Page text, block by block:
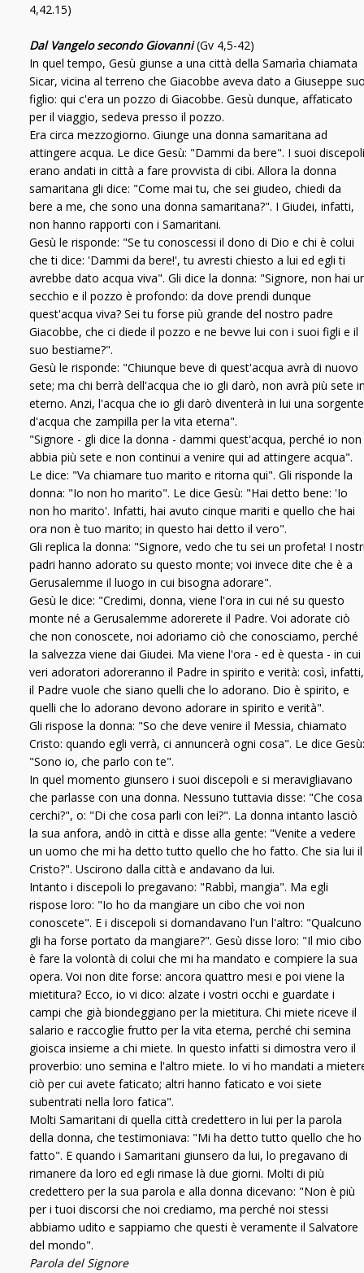
4,42.15)
Dal Vangelo secondo Giovanni(Gv 4,5-42)
In quel tempo, Gesù giunse a una città della Samarìa chiamata
Sicar, vicina al terreno che Giacobbe aveva dato a Giuseppe
figlio: qui c'era un pozzo di Giacobbe. Gesù dunque, affaticato
per il viaggio, sedeva presso il pozzo.
Era circa mezzogiorno. Giunge una donna samaritana ad
attingere acqua. Le dice Gesù: "Dammi da bere". I suoi discepoli
erano andati in città a fare provvista di cibi. Allora la donna
samaritana gli dice: "Come mai tu, che sei giudeo, chiedi da
bere a me, che sono una donna samaritana?". I Giudei, infatti,
non hanno rapporti con i Samaritani.
Gesù le risponde: "Se tu conoscessi il dono di Dio e chi è colui
che ti dice: 'Dammi da bere!', tu avresti chiesto a lui ed egli ti
avrebbe dato acqua viva". Gli dice la donna: "Signore, non hai
secchio e il pozzo è profondo: da dove prendi dunque
quest'acqua viva? Sei tu forse più grande del nostro padre
Giacobbe, che ci diede il pozzo e ne bevve lui con i suoi figli e il
suo bestiame?".
Gesù le risponde: "Chiunque beve di quest'acqua avrà di nuovo
sete; ma chi berrà dell'acqua che io gli darò, non avrà più sete
eterno. Anzi, l'acqua che io gli darò diventerà in lui una sorgente
d'acqua che zampilla per la vita eterna".
"Signore - gli dice la donna - dammi quest'acqua, perché io non
abbia più sete e non continui a venire qui ad attingere acqua".
Le dice: "Va chiamare tuo marito e ritorna qui". Gli risponde la
donna: "Io non ho marito". Le dice Gesù: "Hai detto bene: 'Io
non ho marito'. Infatti, hai avuto cinque mariti e quello che hai
ora non è tuo marito; in questo hai detto il vero".
Gli replica la donna: "Signore, vedo che tu sei un profeta! I
padri hanno adorato su questo monte; voi invece dite che è a
Gerusalemme il luogo in cui bisogna adorare".
Gesù le dice: "Credimi, donna, viene l'ora in cui né su questo
monte né a Gerusalemme adorerete il Padre. Voi adorate ciò
che non conoscete, noi adoriamo ciò che conosciamo, perché
la salvezza viene dai Giudei. Ma viene l'ora - ed è questa - in cui
veri adoratori adoreranno il Padre in spirito e verità: così, infatti,
il Padre vuole che siano quelli che lo adorano. Dio è spirito, e
quelli che lo adorano devono adorare in spirito e verità".
Gli rispose la donna: "So che deve venire il Messia, chiamato
Cristo: quando egli verrà, ci annuncerà ogni cosa". Le dice Gesù:
"Sono io, che parlo con te".
In quel momento giunsero i suoi discepoli e si meravigliavano
che parlasse con una donna. Nessuno tuttavia disse: "Che cosa
cerchi?", o: "Di che cosa parli con lei?". La donna intanto lasciò
la sua anfora, andò in città e disse alla gente: "Venite a vedere
un uomo che mi ha detto tutto quello che ho fatto. Che sia lui il
Cristo?". Uscirono dalla città e andavano da lui.
Intanto i discepoli lo pregavano: "Rabbì, mangia". Ma egli
rispose loro: "Io ho da mangiare un cibo che voi non
conoscete". E i discepoli si domandavano l'un l'altro: "Qualcuno
gli ha forse portato da mangiare?". Gesù disse loro: "Il mio cibo
è fare la volontà di colui che mi ha mandato e compiere la sua
opera. Voi non dite forse: ancora quattro mesi e poi viene la
mietitura? Ecco, io vi dico: alzate i vostri occhi e guardate i
campi che già biondeggiano per la mietitura. Chi miete riceve il
salario e raccoglie frutto per la vita eterna, perché chi semina
gioisca insieme a chi miete. In questo infatti si dimostra vero il
proverbio: uno semina e l'altro miete. Io vi ho mandati a
ciò per cui avete faticato; altri hanno faticato e voi siete
subentrati nella loro fatica".
Molti Samaritani di quella città credettero in lui per la parola
della donna, che testimoniava: "Mi ha detto tutto quello che ho
fatto". E quando i Samaritani giunsero da lui, lo pregavano di
rimanere da loro ed egli rimase là due giorni. Molti di più
credettero per la sua parola e alla donna dicevano: "Non è più
per i tuoi discorsi che noi crediamo, ma perché noi stessi
abbiamo udito e sappiamo che questi è veramente il Salvatore
del mondo".
Parola del Signore